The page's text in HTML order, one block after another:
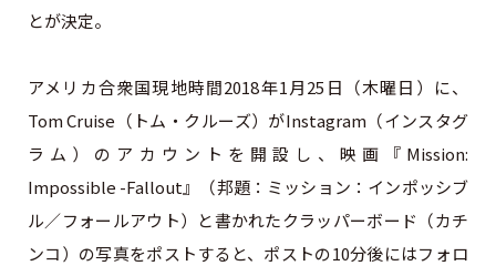
とが決定。
アメリカ合衆国現地時間2018年1月25日（木曜日）に、
Tom Cruise（トム・クルーズ）がInstagram（インスタグ
ラム）のアカウントを開設し、映画『Mission:
Impossible -Fallout』（邦題：ミッション：インポッシブ
ル／フォールアウト）と書かれたクラッパーボード（カチ
ンコ）の写真をポストすると、ポストの10分後にはフォロ